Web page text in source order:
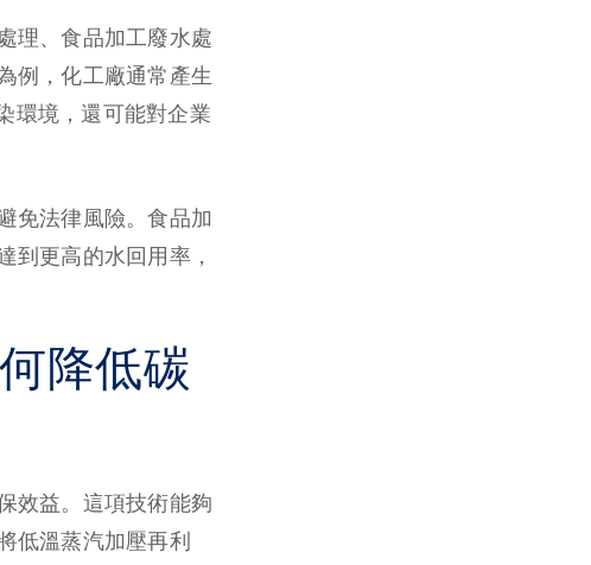
理、食品加工廢水處
例，化工廠通常產生
環境，還可能對企業
免法律風險。食品加
到更高的水回用率，
降低碳
效益。這項技術能夠
低溫蒸汽加壓再利